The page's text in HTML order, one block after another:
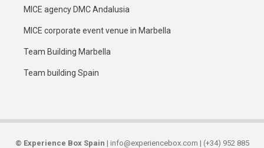
MICE agency DMC Andalusia
MICE corporate event venue in Marbella
Team Building Marbella
Team building Spain
© Experience Box Spain | info@experiencebox.com | (+34) 952 885